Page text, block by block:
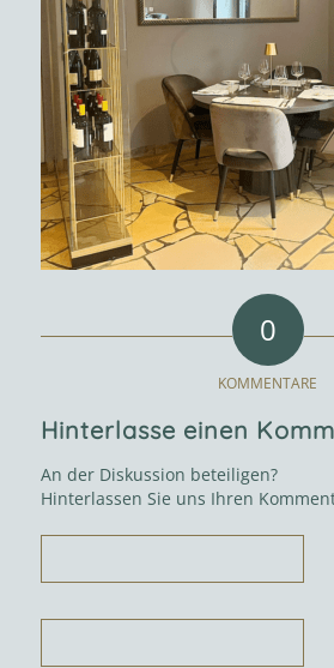
0
KOMMENTARE
Hinterlasse einen
An der Diskussion beteiligen?
Hinterlassen Sie uns Ihren